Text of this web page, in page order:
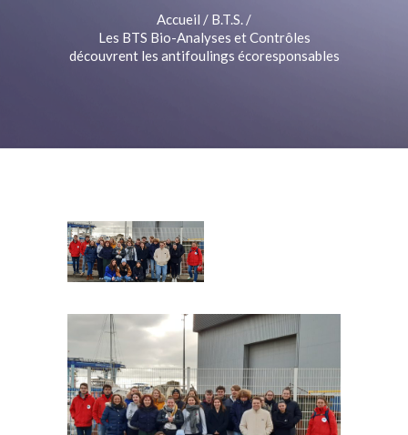
Accueil / B.T.S. /
Les BTS Bio-Analyses et Contrôles
découvrent les antifoulings écoresponsables